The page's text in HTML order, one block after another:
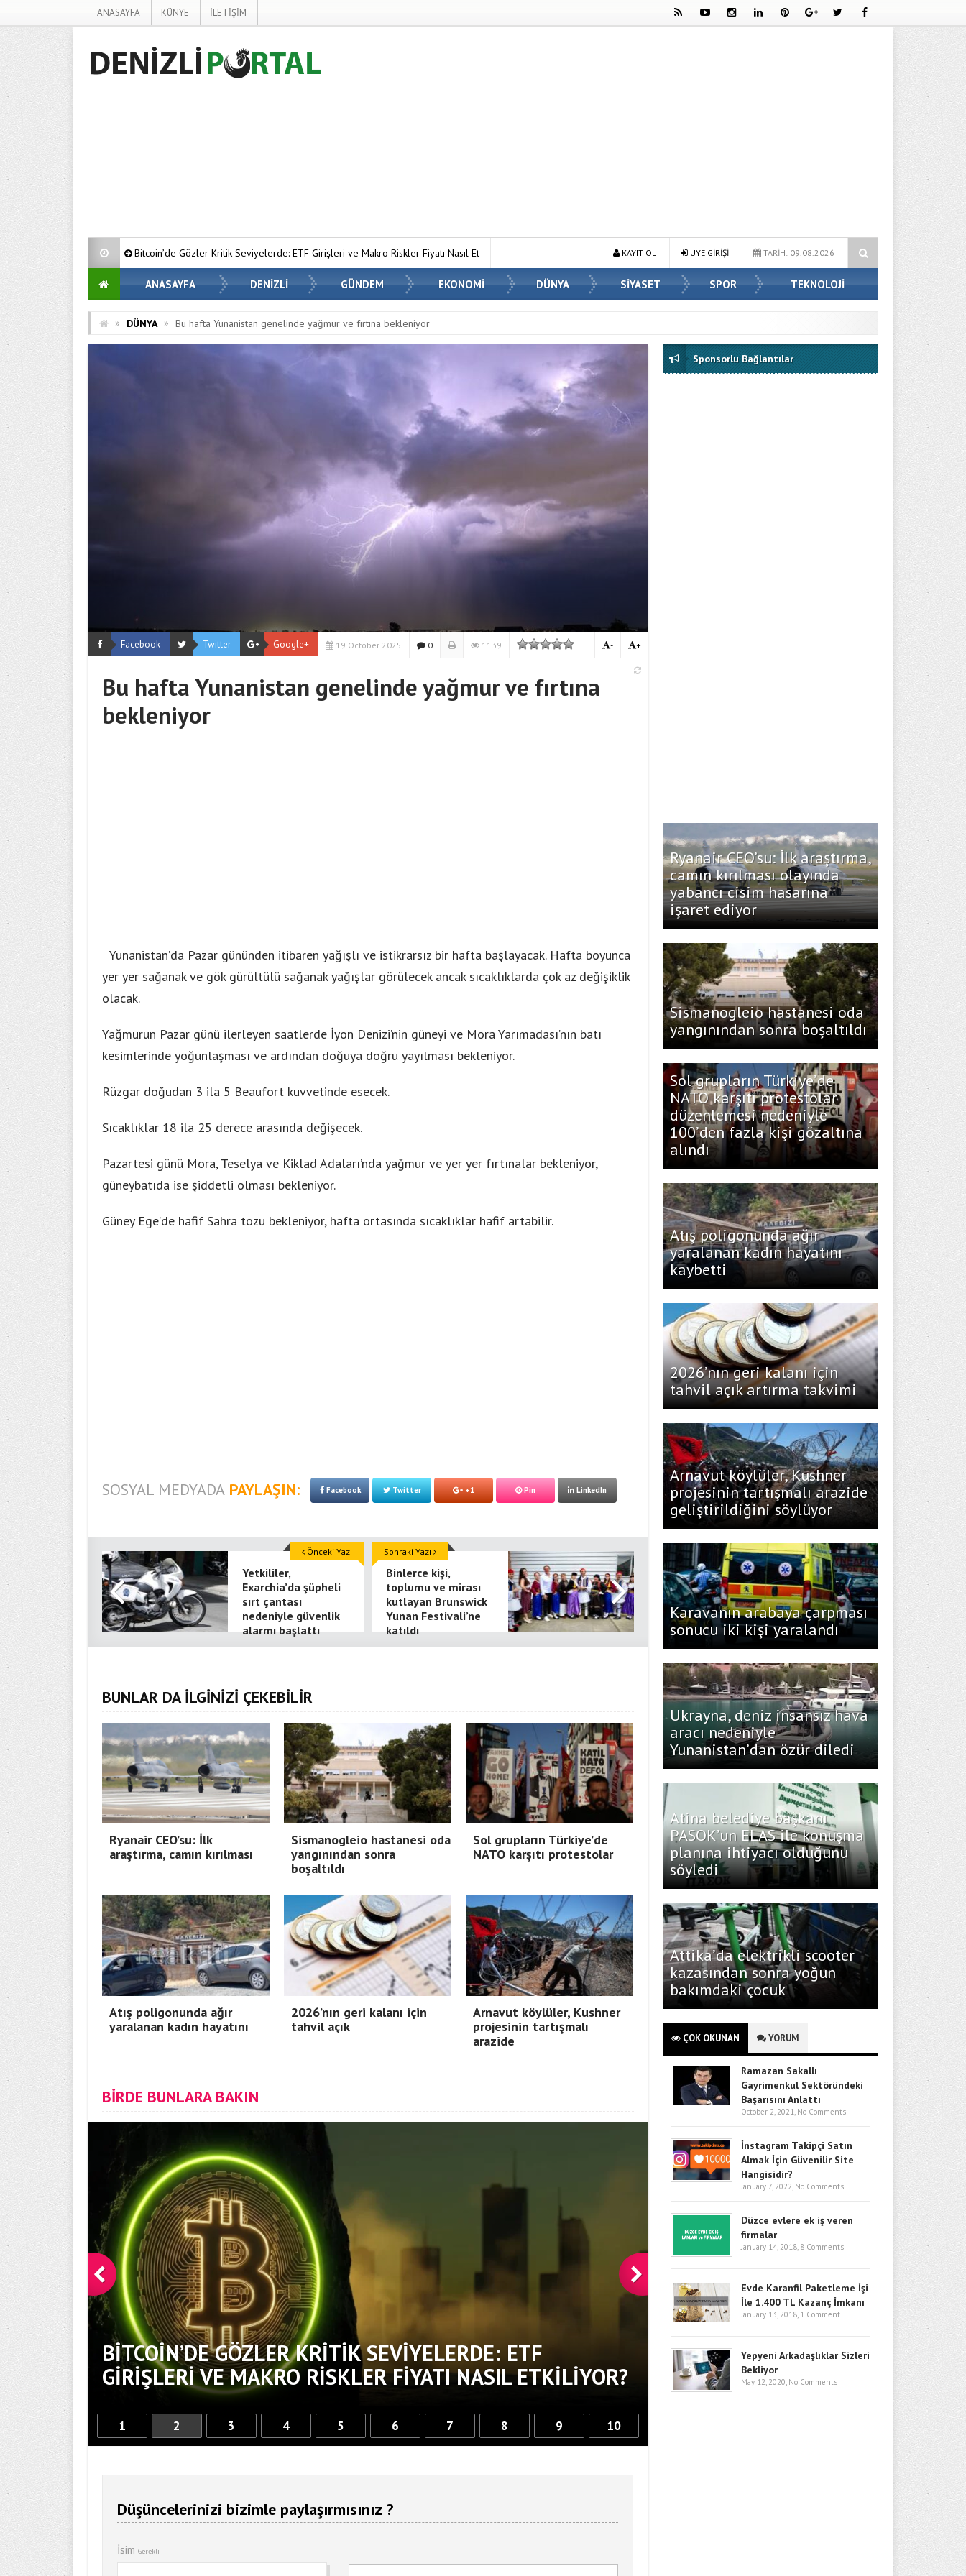
ANASAYFA KÜNYE İLETİŞİM
Bitcoin’de Gözler Kritik Seviyelerde: ETF Girişleri ve Makro Riskler Fiyatı Nasıl Etkiliyor? Ahmet Hanifoğlu Kimdir? Hayatı, Kitapları ve Biyografisi Ryanair CEO’su: İlk araştırma, camın kırılması olayında
TARİH: 09.08.2026
ÜYE GİRİŞİ
KAYIT OL
ANASAYFA DENİZLİ GÜNDEM EKONOMİ DÜNYA SİYASET SPOR TEKNOLOJİ
» DÜNYA » Bu hafta Yunanistan genelinde yağmur ve fırtına bekleniyor
Facebook Twitter Google+ 19 October 2025 0 1139 +
-
Bu hafta Yunanistan genelinde yağmur ve fırtına
bekleniyor
Yunanistan’da Pazar gününden itibaren yağışlı ve istikrarsız bir hafta başlayacak. Hafta boyunca
yer yer sağanak ve gök gürültülü sağanak yağışlar görülecek ancak sıcaklıklarda çok az değişiklik
olacak.
Yağmurun Pazar günü ilerleyen saatlerde İyon Denizi’nin güneyi ve Mora Yarımadası’nın batı
kesimlerinde yoğunlaşması ve ardından doğuya doğru yayılması bekleniyor.
Rüzgar doğudan 3 ila 5 Beaufort kuvvetinde esecek.
Sıcaklıklar 18 ila 25 derece arasında değişecek.
Pazartesi günü Mora, Teselya ve Kiklad Adaları’nda yağmur ve yer yer fırtınalar bekleniyor,
güneybatıda ise şiddetli olması bekleniyor.
Güney Ege’de hafif Sahra tozu bekleniyor, hafta ortasında sıcaklıklar hafif artabilir.
SOSYAL MEDYADA PAYLAŞIN: Facebook Twitter +1 Pin LinkedIn
Yetkililer,
Exarchia’da şüpheli
sırt çantası
nedeniyle güvenlik
alarmı başlattı
Önceki Yazı
Binlerce kişi,
toplumu ve mirası
kutlayan Brunswick
Yunan Festivali’ne
katıldı
Sonraki Yazı
BUNLAR DA İLGİNİZİ ÇEKEBİLİR
Ryanair CEO’su: İlk
araştırma, camın kırılması
Sismanogleio hastanesi oda
yangınından sonra
boşaltıldı
Sol grupların Türkiye’de
NATO karşıtı protestolar
Atış poligonunda ağır
yaralanan kadın hayatını
2026’nın geri kalanı için
tahvil açık
Arnavut köylüler, Kushner
projesinin tartışmalı
arazide
BİRDE BUNLARA BAKIN
BITCOIN’DE GÖZLER KRITIK SEVIYELERDE: ETF
GIRIŞLERI VE MAKRO RISKLER FIYATI NASIL ETKILIYOR?
AHMET HANIFOĞLU KIMDIR?
BIYOGRAFISI
1 2 3 4 5 6 7 8 9 10
Düşüncelerinizi bizimle paylaşırmısınız ?
İsim Gerekli
Sponsorlu Bağlantılar
Ryanair CEO’su: İlk araştırma,
camın kırılması olayında
yabancı cisim hasarına
işaret ediyor
Sismanogleio hastanesi oda
yangınından sonra boşaltıldı
Sol grupların Türkiye’de
NATO karşıtı protestolar
düzenlemesi nedeniyle
100’den fazla kişi gözaltına
alındı
Atış poligonunda ağır
yaralanan kadın hayatını
kaybetti
2026’nın geri kalanı için
tahvil açık artırma takvimi
Arnavut köylüler, Kushner
projesinin tartışmalı arazide
geliştirildiğini söylüyor
Karavanın arabaya çarpması
sonucu iki kişi yaralandı
Ukrayna, deniz insansız hava
aracı nedeniyle
Yunanistan’dan özür diledi
Atina belediye başkanı
PASOK’un ELAS ile konuşma
planına ihtiyacı olduğunu
söyledi
Attika’da elektrikli scooter
kazasından sonra yoğun
bakımdaki çocuk
ÇOK OKUNAN YORUM
Ramazan Sakallı
Gayrimenkul Sektöründeki
Başarısını Anlattı
October 2, 2021, No Comments
İnstagram Takipçi Satın
Almak İçin Güvenilir Site
Hangisidir?
January 7, 2022, No Comments
Düzce evlere ek iş veren
firmalar
January 14, 2018, 8 Comments
Evde Karanfil Paketleme İşi
İle 1.400 TL Kazanç İmkanı
January 13, 2018, 1 Comment
Yepyeni Arkadaşlıklar Sizleri
Bekliyor
May 12, 2020, No Comments